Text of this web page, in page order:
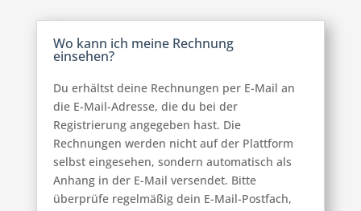
Wo kann ich meine Rechnung
einsehen?
Du erhältst deine Rechnungen per E-Mail an
die E-Mail-Adresse, die du bei der
Registrierung angegeben hast. Die
Rechnungen werden nicht auf der Plattform
selbst eingesehen, sondern automatisch als
Anhang in der E-Mail versendet. Bitte
überprüfe regelmäßig dein E-Mail-Postfach,